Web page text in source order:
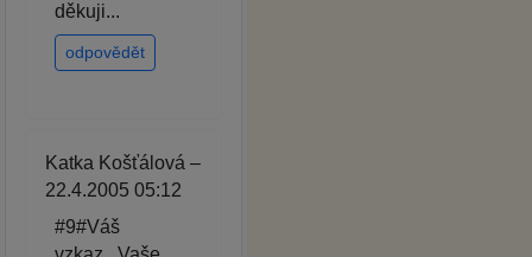
děkuji...
odpovědět
Katka Košťálová –
22.4.2005 05:12
#9#Váš